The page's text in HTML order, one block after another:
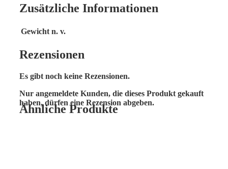
Zusätzliche Informationen
Gewicht n. v.
Rezensionen
Es gibt noch keine Rezensionen.
Nur angemeldete Kunden, die dieses Produkt gekauft
haben, dürfen eine Rezension abgeben.
Ähnliche Produkte